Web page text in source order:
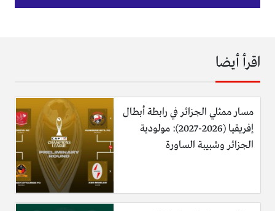
اقرأ أيضا
مسار ممثلي الجزائر في رابطة أبطال
إفريقيا (2026-2027): مولودية
الجزائر وشبيبة الساورة